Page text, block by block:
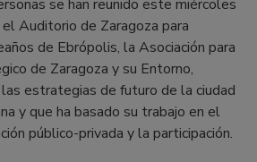
se han reunido este miércoles
Auditorio de Zaragoza para
de Ebrópolis, la Asociación para
de Zaragoza y su Entorno,
estrategias de futuro de la ciudad
y que ha basado su trabajo en el
público-privada y la participación.